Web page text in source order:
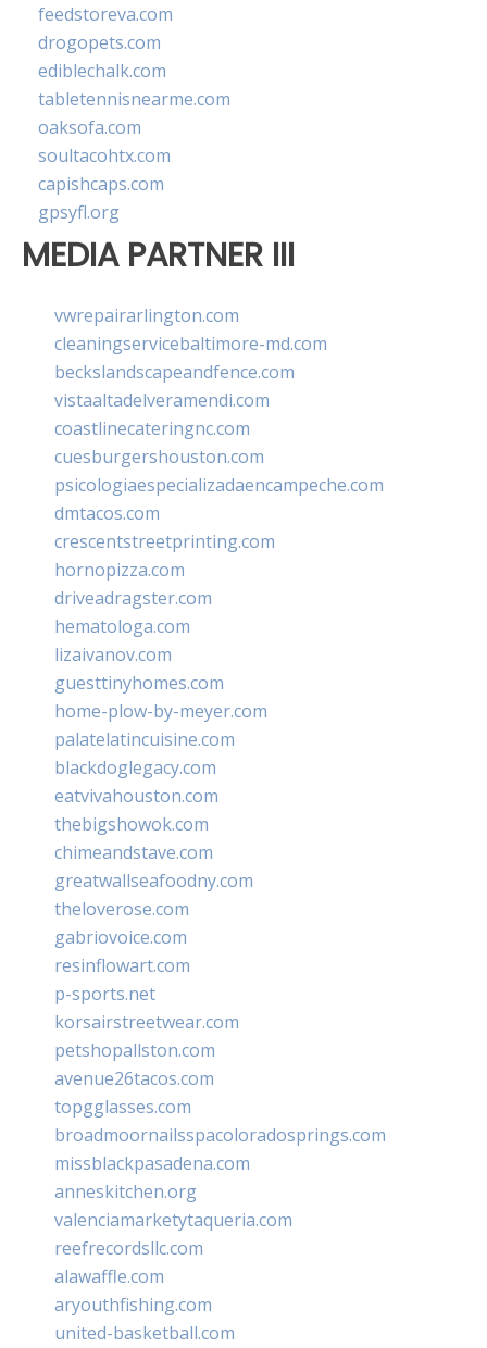
feedstoreva.com
drogopets.com
ediblechalk.com
tabletennisnearme.com
oaksofa.com
soultacohtx.com
capishcaps.com
gpsyfl.org
MEDIA PARTNER III
vwrepairarlington.com
cleaningservicebaltimore-md.com
beckslandscapeandfence.com
vistaaltadelveramendi.com
coastlinecateringnc.com
cuesburgershouston.com
psicologiaespecializadaencampeche.com
dmtacos.com
crescentstreetprinting.com
hornopizza.com
driveadragster.com
hematologa.com
lizaivanov.com
guesttinyhomes.com
home-plow-by-meyer.com
palatelatincuisine.com
blackdoglegacy.com
eatvivahouston.com
thebigshowok.com
chimeandstave.com
greatwallseafoodny.com
theloverose.com
gabriovoice.com
resinflowart.com
p-sports.net
korsairstreetwear.com
petshopallston.com
avenue26tacos.com
topgglasses.com
broadmoornailsspacoloradosprings.com
missblackpasadena.com
anneskitchen.org
valenciamarketytaqueria.com
reefrecordsllc.com
alawaffle.com
aryouthfishing.com
united-basketball.com